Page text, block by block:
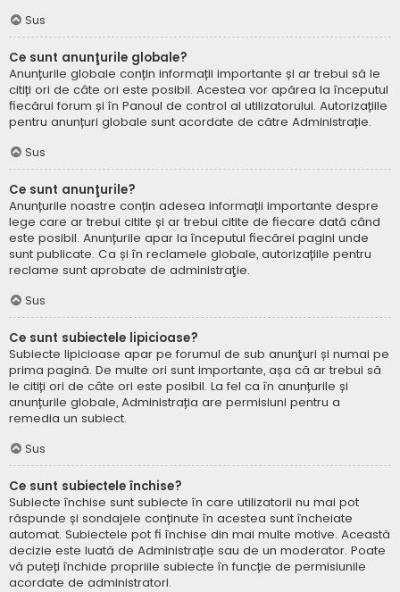
Sus
Ce sunt anunţurile globale?
Anunțurile globale conțin informații importante și ar trebui să le
citiți ori de câte ori este posibil. Acestea vor apărea la începutul
fiecărui forum și în Panoul de control al utilizatorului. Autorizațiile
pentru anunțuri globale sunt acordate de către Administrație.
Sus
Ce sunt anunţurile?
Anunțurile noastre conțin adesea informații importante despre
lege care ar trebui citite și ar trebui citite de fiecare dată când
este posibil. Anunțurile apar la începutul fiecărei pagini unde
sunt publicate. Ca și în reclamele globale, autorizațiile pentru
reclame sunt aprobate de administraţie.
Sus
Ce sunt subiectele lipicioase?
Subiecte lipicioase apar pe forumul de sub anunţuri și numai pe
prima pagină. De multe ori sunt importante, așa că ar trebui să
le citiți ori de câte ori este posibil. La fel ca în anunțurile și
anunțurile globale, Administrația are permisiuni pentru a
remedia un subiect.
Sus
Ce sunt subiectele închise?
Subiecte închise sunt subiecte în care utilizatorii nu mai pot
răspunde și sondajele conținute în acestea sunt încheiate
automat. Subiectele pot fi închise din mai multe motive. Această
decizie este luată de Administrație sau de un moderator. Poate
vă puteți închide propriile subiecte în funcție de permisiunile
acordate de administratori.